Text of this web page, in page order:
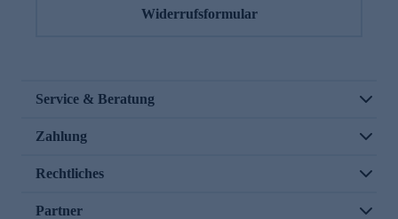
Widerrufsformular
Service & Beratung
Zahlung
Rechtliches
Partner